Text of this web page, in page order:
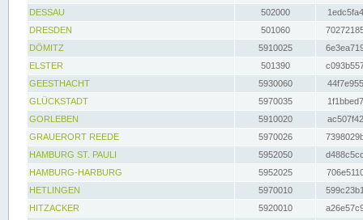
DESSAU
502000
DRESDEN
501060
DÖMITZ
5910025
ELSTER
501390
GEESTHACHT
5930060
GLÜCKSTADT
5970035
GORLEBEN
5910020
GRAUERORT REEDE
5970026
HAMBURG ST. PAULI
5952050
HAMBURG-HARBURG
5952025
HETLINGEN
5970010
HITZACKER
5920010